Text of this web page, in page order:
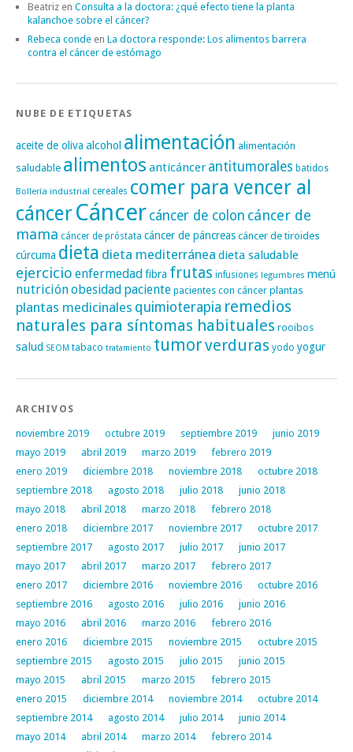
Beatriz en Consulta a la doctora: ¿qué efecto tiene la planta
kalanchoe sobre el cáncer?
Rebeca conde en La doctora responde: Los alimentos barrera
contra el cáncer de estómago
NUBE DE ETIQUETAS
aceite de oliva alcohol alimentación alimentación
saludable alimentos anticáncer antitumorales batidos
Bollería industrial cereales comer para vencer al
cáncerCáncer cáncer de colon cáncer de
mama cáncer de próstata cáncer de páncreascáncer de tiroides
cúrcuma dieta dieta mediterránea dieta saludable
ejercicio enfermedadfibra frutas infusiones legumbres menú
nutriciónobesidad paciente pacientes con cáncer plantas
plantas medicinales quimioterapia remedios
naturales para síntomas habituales rooibos
salud SEOM tabaco tratamiento tumorverduras yodo yogur
ARCHIVOS
noviembre 2019 octubre 2019 septiembre 2019
junio 2019
mayo 2019
abril 2019 marzo 2019
febrero 2019
enero 2019
diciembre 2018 noviembre 2018
octubre 2018
septiembre 2018
agosto 2018 julio 2018
junio 2018
mayo 2018
abril 2018 marzo 2018
febrero 2018
enero 2018
diciembre 2017 noviembre 2017
octubre 2017
septiembre 2017
agosto 2017 julio 2017
junio 2017
mayo 2017
abril 2017 marzo 2017
febrero 2017
enero 2017
diciembre 2016 noviembre 2016
octubre 2016
septiembre 2016
agosto 2016 julio 2016
junio 2016
mayo 2016
abril 2016 marzo 2016
febrero 2016
enero 2016
diciembre 2015 noviembre 2015
octubre 2015
septiembre 2015
agosto 2015 julio 2015
junio 2015
mayo 2015
abril 2015 marzo 2015
febrero 2015
enero 2015
diciembre 2014 noviembre 2014
octubre 2014
septiembre 2014
agosto 2014 julio 2014
junio 2014
mayo 2014
abril 2014 marzo 2014
febrero 2014